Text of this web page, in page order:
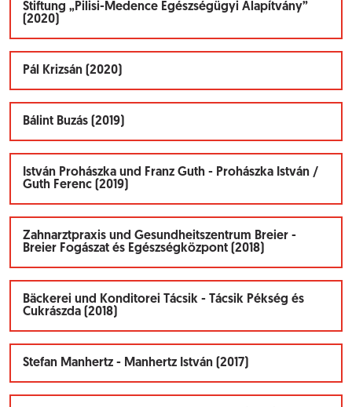
Stiftung „Pilisi-Medence Egészségügyi Alapítvány”
(2020)
Pál Krizsán (2020)
Bálint Buzás (2019)
István Prohászka und Franz Guth - Prohászka István /
Guth Ferenc (2019)
Zahnarztpraxis und Gesundheitszentrum Breier -
Breier Fogászat és Egészségközpont (2018)
Bäckerei und Konditorei Tácsik - Tácsik Pékség és
Cukrászda (2018)
Stefan Manhertz - Manhertz István (2017)